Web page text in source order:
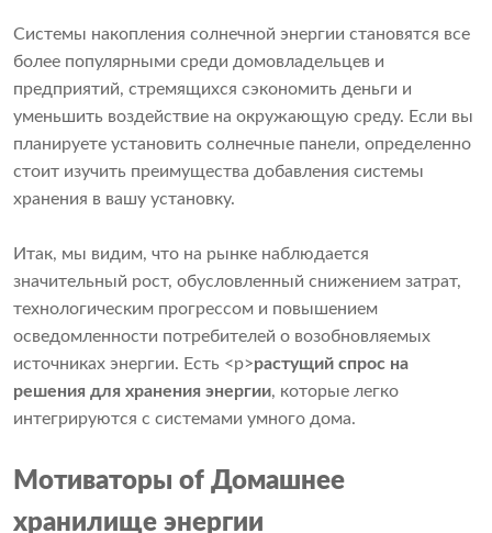
Системы накопления солнечной энергии становятся все
более популярными среди домовладельцев и
предприятий, стремящихся сэкономить деньги и
уменьшить воздействие на окружающую среду. Если вы
планируете установить солнечные панели, определенно
стоит изучить преимущества добавления системы
хранения в вашу установку.
Итак, мы видим, что на рынке наблюдается
значительный рост, обусловленный снижением затрат,
технологическим прогрессом и повышением
осведомленности потребителей о возобновляемых
источниках энергии. Есть <р>растущий спрос на
решения для хранения энергии, которые легко
интегрируются с системами умного дома.
Мотиваторы оf Домашнее
хранилище энергии